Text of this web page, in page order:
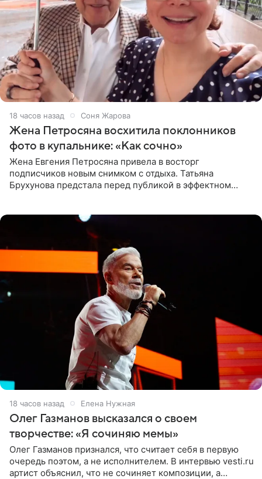
18 часов назад Соня Жарова
Жена Петросяна восхитила поклонников
фото в купальнике: «Как сочно»
Жена Евгения Петросяна привела в восторг
подписчиков новым снимком с отдыха. Татьяна
Брухунова предстала перед публикой в эффектном
18 часов назад Елена Нужная
Олег Газманов высказался о своем
творчестве: «Я сочиняю мемы»
Олег Газманов признался, что считает себя в первую
очередь поэтом, а не исполнителем. В интервью vesti.ru
артист объяснил, что не сочиняет композиции, а